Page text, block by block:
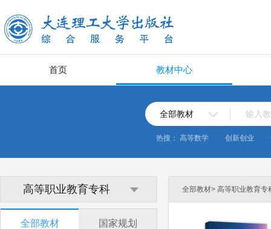
首页 教材中心
全部教材 输入
热搜： 高等数学 创新创业
高等职业教育专科
全部教材 国家规划
全部教材> 高等职业教育